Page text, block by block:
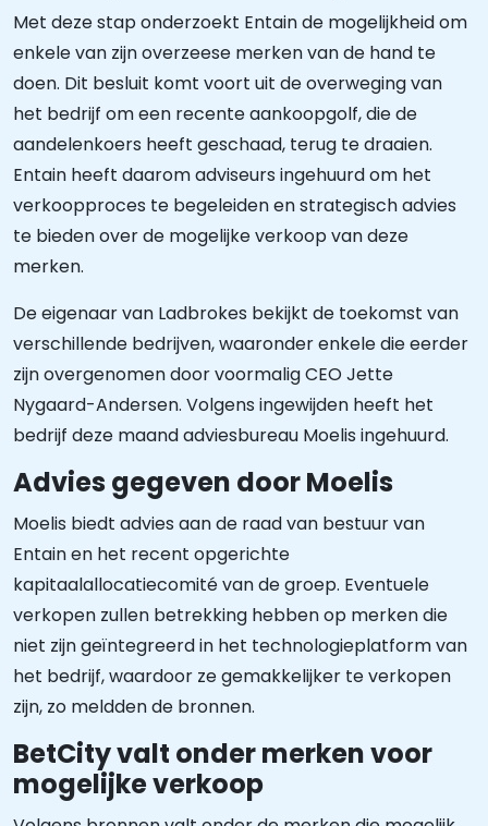
Met deze stap onderzoekt Entain de mogelijkheid om
enkele van zijn overzeese merken van de hand te
doen. Dit besluit komt voort uit de overweging van
het bedrijf om een recente aankoopgolf, die de
aandelenkoers heeft geschaad, terug te draaien.
Entain heeft daarom adviseurs ingehuurd om het
verkoopproces te begeleiden en strategisch advies
te bieden over de mogelijke verkoop van deze
merken.
De eigenaar van Ladbrokes bekijkt de toekomst van
verschillende bedrijven, waaronder enkele die eerder
zijn overgenomen door voormalig CEO Jette
Nygaard-Andersen. Volgens ingewijden heeft het
bedrijf deze maand adviesbureau Moelis ingehuurd.
Advies gegeven door Moelis
Moelis biedt advies aan de raad van bestuur van
Entain en het recent opgerichte
kapitaalallocatiecomité van de groep. Eventuele
verkopen zullen betrekking hebben op merken die
niet zijn geïntegreerd in het technologieplatform van
het bedrijf, waardoor ze gemakkelijker te verkopen
zijn, zo meldden de bronnen.
BetCity valt onder merken voor
mogelijke verkoop